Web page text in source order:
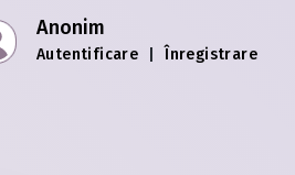
Anonim
Autentificare Înregistrare